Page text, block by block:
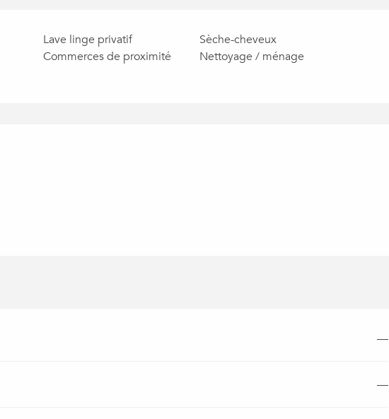
Lave linge privatif
Sèche-cheveux
Commerces de proximité
Nettoyage / ménage
—
—